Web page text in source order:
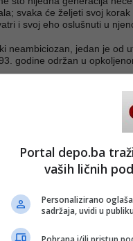
svaka će željeti svoj
i svoj eho oslušnuti u
neambiciozan, jedan je od
godine održan u
kako naš narod voli reći, ali
kakvi treba da budemo.
razumljivi. Protubosanske,
najezde, slijeva i zdesna,
tragom potiru sve
Jer, mi nismo nikakav
zemlje..., rekao je između
govora...
Portal depo.ba
vaših ličnih
Personalizirano
sadržaja, uvidi u